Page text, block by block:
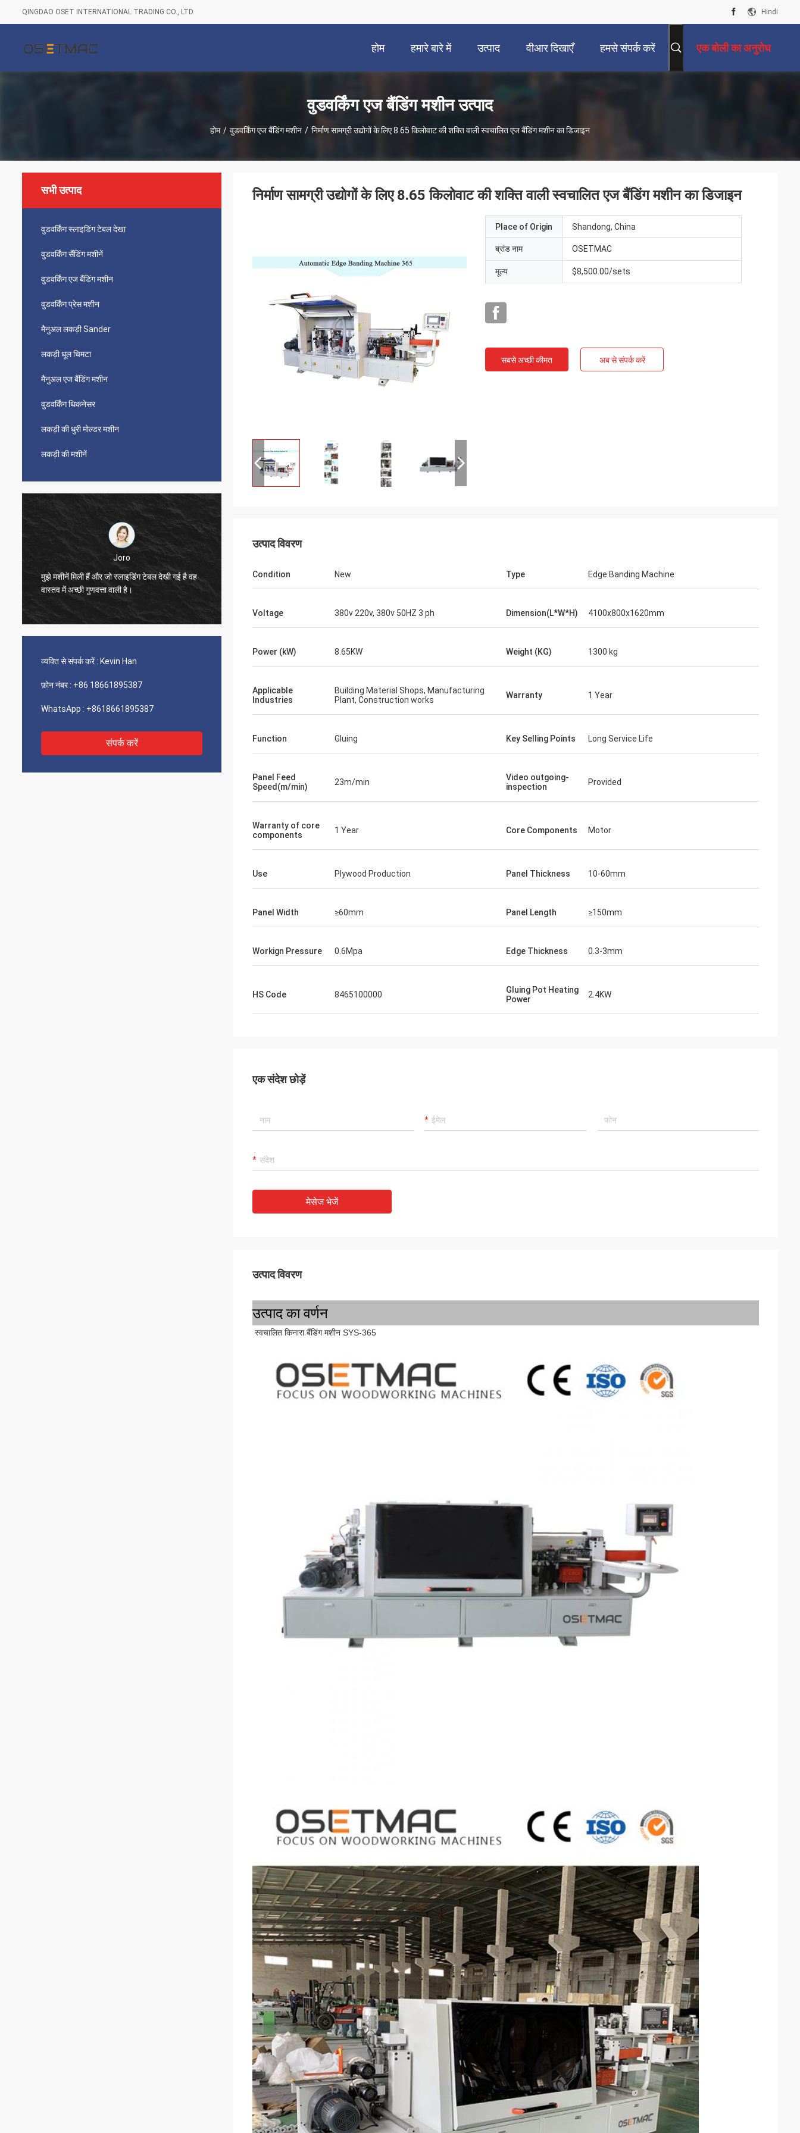
QINGDAO OSET INTERNATIONAL TRADING CO., LTD. Hindi
होम हमारे बारे में उत्पाद वीआर दिखाएँ हमसे संपर्क करें एक बोली का अनुरोध
वुडवर्किंग एज बैंडिंग मशीन उत्पाद
होम / वुडवर्किंग एज बैंडिंग मशीन / निर्माण सामग्री उद्योगों के लिए 8.65 किलोवाट की शक्ति वाली स्वचालित एज बैंडिंग मशीन का डिजाइन
सभी उत्पाद
वुडवर्किंग स्लाइडिंग टेबल देखा
वुडवर्किंग सैंडिंग मशीनें
वुडवर्किंग एज बैंडिंग मशीन
वुडवर्किंग प्रेस मशीन
मैनुअल लकड़ी Sander
लकड़ी धूल चिमटा
मैनुअल एज बैंडिंग मशीन
वुडवर्किंग थिकनेसर
लकड़ी की धुरी मोल्डर मशीन
लकड़ी की मशीनें
Joro
मुझे मशीनें मिली हैं और जो स्लाइडिंग टेबल देखी गई है वह
वास्तव में अच्छी गुणवत्ता वाली है।
व्यक्ति से संपर्क करें : Kevin Han
फ़ोन नंबर : +86 18661895387
WhatsApp : +8618661895387
संपर्क करें
निर्माण सामग्री उद्योगों के लिए 8.65 किलोवाट की शक्ति वाली स्वचालित एज बैंडिंग मशीन का डिजाइन
Place of Origin Shandong, China
ब्रांड नाम OSETMAC
मूल्य $8,500.00/sets
सबसे अच्छी कीमत अब से संपर्क करें
उत्पाद विवरण
Condition New Type Edge Banding Machine
Voltage 380v 220v, 380v 50HZ 3 ph Dimension(L*W*H) 4100x800x1620mm
Power (kW) 8.65KW Weight (KG) 1300 kg
Applicable
Industries
Building Material Shops, Manufacturing
Plant, Construction works
Warranty 1 Year
Function Gluing Key Selling Points Long Service Life
Panel Feed
Speed(m/min)
23m/min
Video outgoing-
inspection
Provided
Warranty of core
components
1 Year Core Components Motor
Use Plywood Production Panel Thickness 10-60mm
Panel Width ≥60mm Panel Length ≥150mm
Workign Pressure 0.6Mpa Edge Thickness 0.3-3mm
HS Code 8465100000
Gluing Pot Heating
Power
2.4KW
एक संदेश छोड़ें
मेसेज भेजें
उत्पाद विवरण
उत्पाद का वर्णन
स्वचालित किनारा बैंडिंग मशीन SYS-365